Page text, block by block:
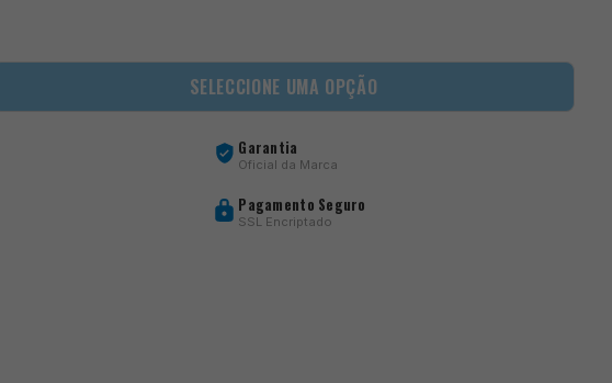
SELECCIONE UMA OPÇÃO
Garantia
Oficial da Marca
Pagamento Seguro
SSL Encriptado